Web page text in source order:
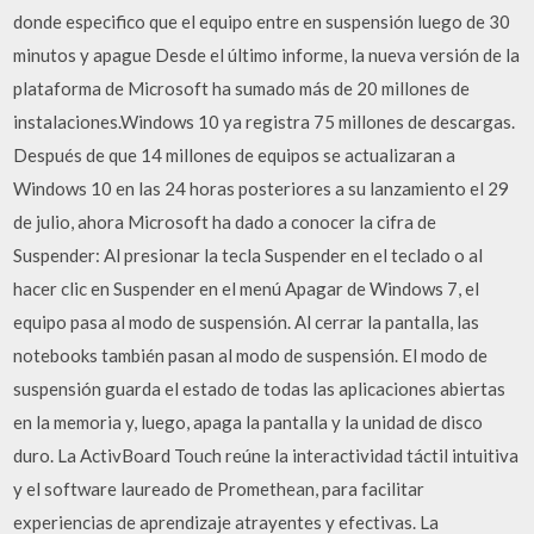
donde especifico que el equipo entre en suspensión luego de 30
minutos y apague Desde el último informe, la nueva versión de la
plataforma de Microsoft ha sumado más de 20 millones de
instalaciones.Windows 10 ya registra 75 millones de descargas.
Después de que 14 millones de equipos se actualizaran a
Windows 10 en las 24 horas posteriores a su lanzamiento el 29
de julio, ahora Microsoft ha dado a conocer la cifra de
Suspender: Al presionar la tecla Suspender en el teclado o al
hacer clic en Suspender en el menú Apagar de Windows 7, el
equipo pasa al modo de suspensión. Al cerrar la pantalla, las
notebooks también pasan al modo de suspensión. El modo de
suspensión guarda el estado de todas las aplicaciones abiertas
en la memoria y, luego, apaga la pantalla y la unidad de disco
duro. La ActivBoard Touch reúne la interactividad táctil intuitiva
y el software laureado de Promethean, para facilitar
experiencias de aprendizaje atrayentes y efectivas. La